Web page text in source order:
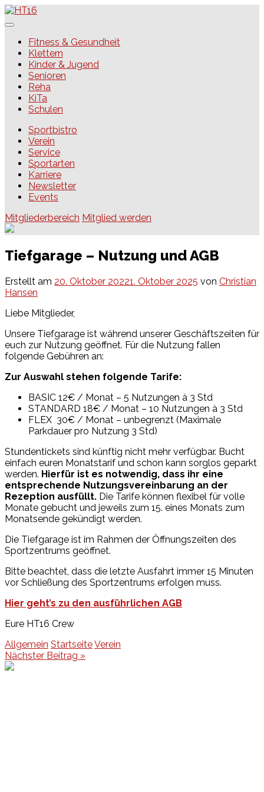
Skip
to
HT16Fitness & Gesundheit
Klettern
Kinder & Jugend
Senioren
Reha
KiTa
Schulen
Sportbistro
Verein
Service
Sportarten
Karriere
Newsletter
Events
Mitgliederbereich Mitglied werden
Tiefgarage – Nutzung und AGB
Erstellt am 20. Oktober 20221. Oktober 2025 von Christian
Hansen
Liebe Mitglieder,
Unsere Tiefgarage ist während unserer Geschäftszeiten für
euch zur Nutzung geöffnet. Für die Nutzung fallen
folgende Gebühren an:
Zur Auswahl stehen folgende Tarife:
BASIC 12€ / Monat – 5 Nutzungen à 3 Std
STANDARD 18€ / Monat – 10 Nutzungen à 3 Std
FLEX 30€ / Monat – unbegrenzt (Maximale
Parkdauer pro Nutzung 3 Std)
Stundentickets sind künftig nicht mehr verfügbar. Bucht
einfach euren Monatstarif und schon kann sorglos geparkt
werden. Hierfür ist es notwendig, dass ihr eine
entsprechende Nutzungsvereinbarung an der
Rezeption ausfüllt. Die Tarife können flexibel für volle
Monate gebucht und jeweils zum 15. eines Monats zum
Monatsende gekündigt werden.
Die Tiefgarage ist im Rahmen der Öffnungszeiten des
Sportzentrums geöffnet.
Bitte beachtet, dass die letzte Ausfahrt immer 15 Minuten
vor Schließung des Sportzentrums erfolgen muss.
Hier geht’s zu den ausführlichen AGB
Eure HT16 Crew
Allgemein StartseiteVerein
Beitragsnavigation
Nächster Beitrag »